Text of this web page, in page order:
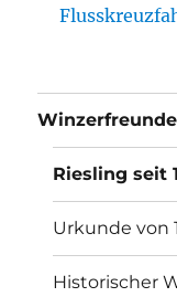
Winzerfreunde
Riesling seit
Urkunde von
Historischer